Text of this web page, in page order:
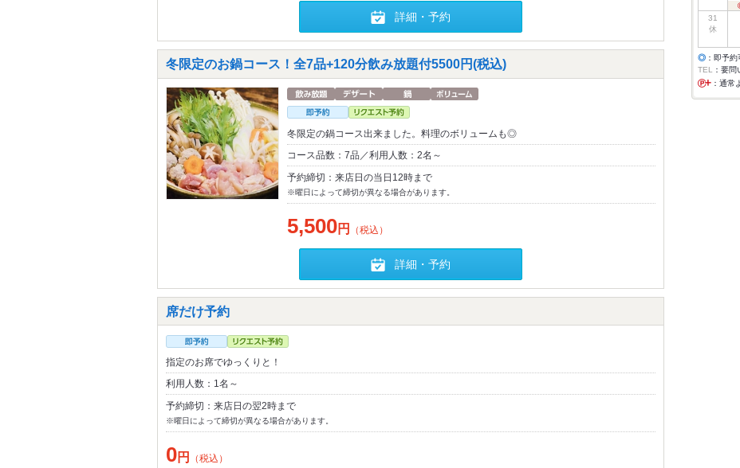
詳細・予約
冬限定のお鍋コース！全7品+120分飲み放題付5500円(税込)
冬限定の鍋コース出来ました。料理のボリュームも◎
コース品数：7品／利用人数：2名～
予約締切：来店日の当日12時まで
※曜日によって締切が異なる場合があります。
5,500円 （税込）
詳細・予約
席だけ予約
指定のお席でゆっくりと！
利用人数：1名～
予約締切：来店日の翌2時まで
※曜日によって締切が異なる場合があります。
0円 （税込）
31
休
◎ ：即予約
TEL
：要
：通常